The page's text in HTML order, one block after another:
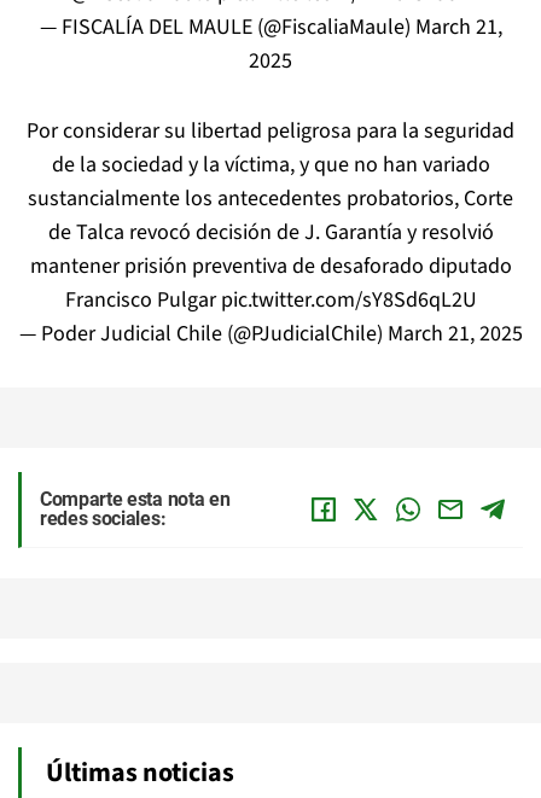
— FISCALÍA DEL MAULE (@FiscaliaMaule) March 21,
2025
Por considerar su libertad peligrosa para la seguridad
de la sociedad y la víctima, y que no han variado
sustancialmente los antecedentes probatorios, Corte
de Talca revocó decisión de J. Garantía y resolvió
mantener prisión preventiva de desaforado diputado
Francisco Pulgarpic.twitter.com/sY8Sd6qL2U
— Poder Judicial Chile (@PJudicialChile) March 21, 2025
Comparte esta nota en
redes sociales:
Últimas noticias